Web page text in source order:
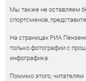
Мы также не оставляем
спортсменов,
На страницах РИА
только фотографии с
инфографика.
Помимо этого,